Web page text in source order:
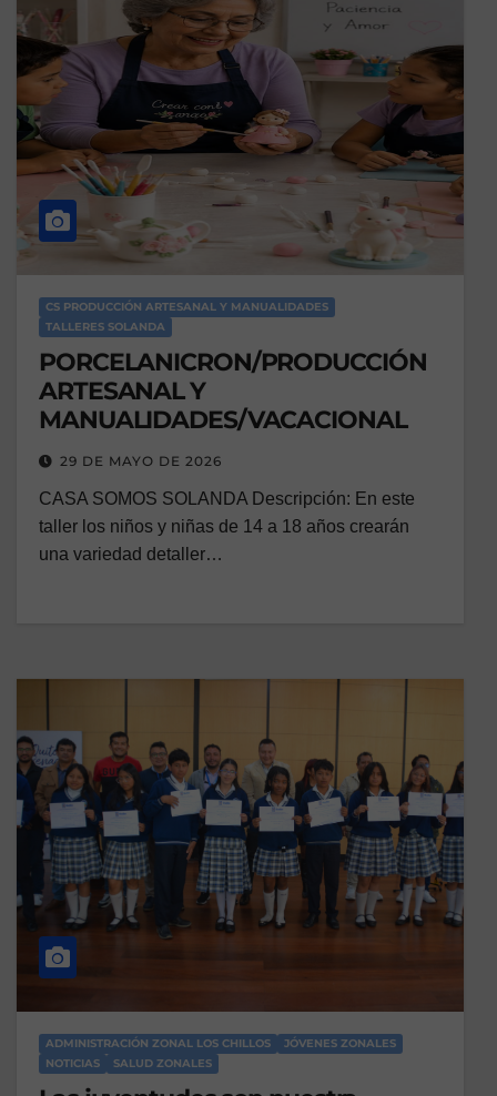
CS PRODUCCIÓN ARTESANAL Y MANUALIDADES
TALLERES SOLANDA
PORCELANICRON/PRODUCCIÓN
ARTESANAL Y
MANUALIDADES/VACACIONAL
29 DE MAYO DE 2026
CASA SOMOS SOLANDA Descripción: En este
taller los niños y niñas de 14 a 18 años crearán
una variedad detaller…
ADMINISTRACIÓN ZONAL LOS CHILLOS
JÓVENES ZONALES
NOTICIAS
SALUD ZONALES